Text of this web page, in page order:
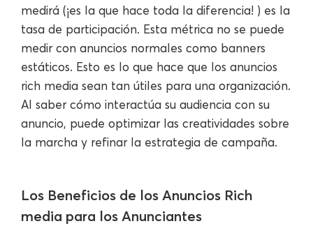
medirá (¡es la que hace toda la diferencia! ) es la
tasa de participación. Esta métrica no se puede
medir con anuncios normales como banners
estáticos. Esto es lo que hace que los anuncios
rich media sean tan útiles para una organización.
Al saber cómo interactúa su audiencia con su
anuncio, puede optimizar las creatividades sobre
la marcha y refinar la estrategia de campaña.
Los Beneficios de los Anuncios Rich
media para los Anunciantes